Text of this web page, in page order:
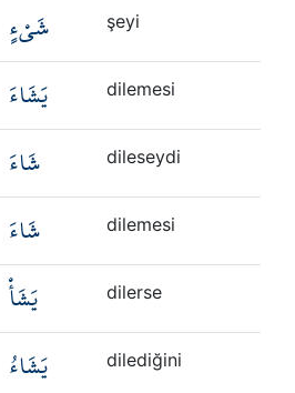
شَيْءٍ şeyi
يَشَاءَ dilemesi
شَاءَ dileseydi
شَاءَ dilemesi
يَشَأْ dilerse
يَشَاءُ dilediğini